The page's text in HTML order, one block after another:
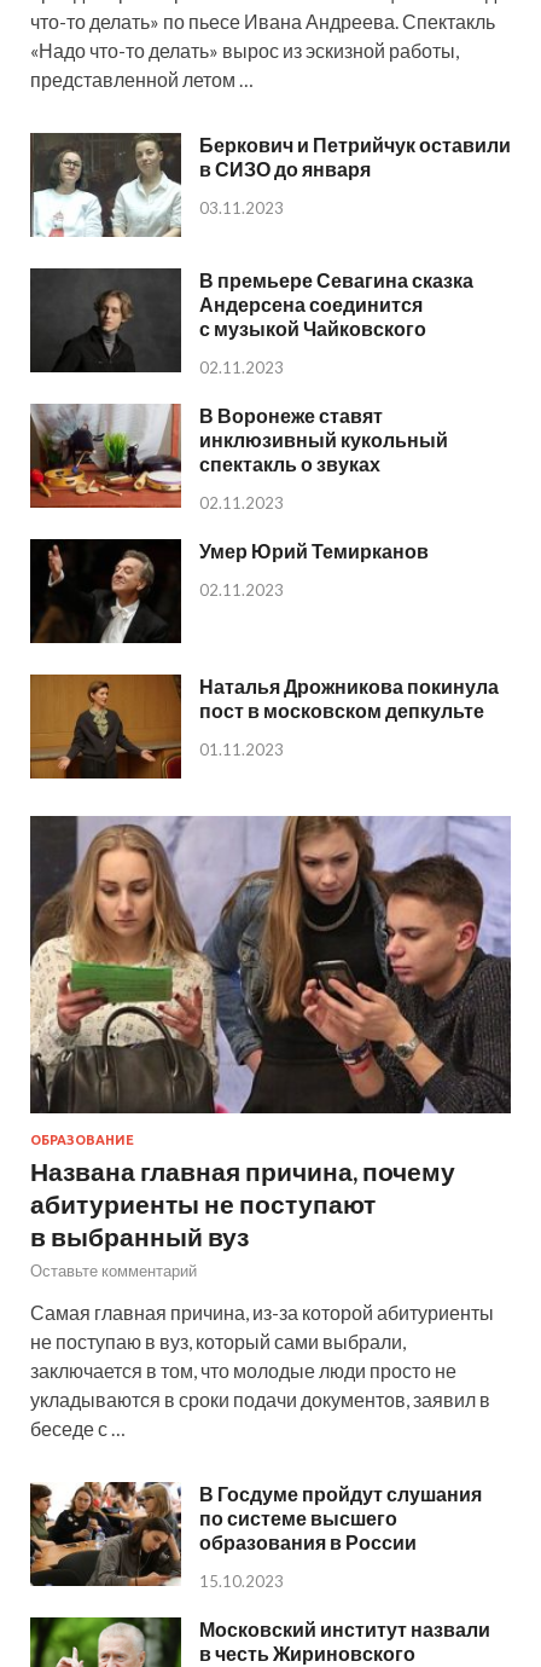
что-то делать» по пьесе Ивана Андреева. Спектакль
«Надо что-то делать» вырос из эскизной работы,
представленной летом …
Беркович и Петрийчук оставили
в СИЗО до января
03.11.2023
В премьере Севагина сказка
Андерсена соединится
с музыкой Чайковского
02.11.2023
В Воронеже ставят
инклюзивный кукольный
спектакль о звуках
02.11.2023
Умер Юрий Темирканов
02.11.2023
Наталья Дрожникова покинула
пост в московском депкульте
01.11.2023
ОБРАЗОВАНИЕ
Названа главная причина, почему
абитуриенты не поступают
в выбранный вуз
Оставьте комментарий
Самая главная причина, из-за которой абитуриенты
не поступаю в вуз, который сами выбрали,
заключается в том, что молодые люди просто не
укладываются в сроки подачи документов, заявил в
беседе с …
В Госдуме пройдут слушания
по системе высшего
образования в России
15.10.2023
Московский институт назвали
в честь Жириновского